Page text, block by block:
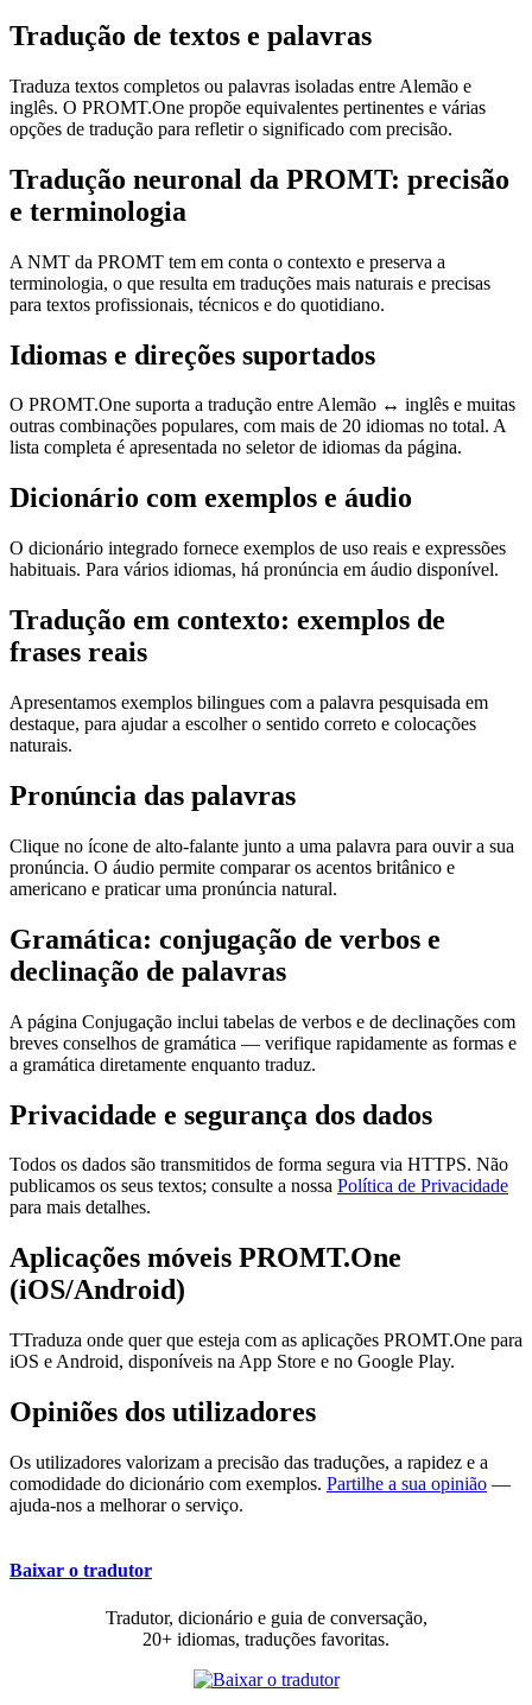
Tradução de textos e palavras
Traduza textos completos ou palavras isoladas entre Alemão e
inglês. O PROMT.One propõe equivalentes pertinentes e várias
opções de tradução para refletir o significado com precisão.
Tradução neuronal da PROMT: precisão
e terminologia
A NMT da PROMT tem em conta o contexto e preserva a
terminologia, o que resulta em traduções mais naturais e precisas
para textos profissionais, técnicos e do quotidiano.
Idiomas e direções suportados
O PROMT.One suporta a tradução entre Alemão ↔ inglês e muitas
outras combinações populares, com mais de 20 idiomas no total. A
lista completa é apresentada no seletor de idiomas da página.
Dicionário com exemplos e áudio
O dicionário integrado fornece exemplos de uso reais e expressões
habituais. Para vários idiomas, há pronúncia em áudio disponível.
Tradução em contexto: exemplos de
frases reais
Apresentamos exemplos bilingues com a palavra pesquisada em
destaque, para ajudar a escolher o sentido correto e colocações
naturais.
Pronúncia das palavras
Clique no ícone de alto-falante junto a uma palavra para ouvir a sua
pronúncia. O áudio permite comparar os acentos britânico e
americano e praticar uma pronúncia natural.
Gramática: conjugação de verbos e
declinação de palavras
A página Conjugação inclui tabelas de verbos e de declinações com
breves conselhos de gramática — verifique rapidamente as formas e
a gramática diretamente enquanto traduz.
Privacidade e segurança dos dados
Todos os dados são transmitidos de forma segura via HTTPS. Não
publicamos os seus textos; consulte a nossa Política de Privacidade
para mais detalhes.
Aplicações móveis PROMT.One
(iOS/Android)
TTraduza onde quer que esteja com as aplicações PROMT.One para
iOS e Android, disponíveis na App Store e no Google Play.
Opiniões dos utilizadores
Os utilizadores valorizam a precisão das traduções, a rapidez e a
comodidade do dicionário com exemplos. Partilhe a sua opinião —
ajuda-nos a melhorar o serviço.
Baixar o tradutor
Tradutor, dicionário e guia de conversação,
20+ idiomas, traduções favoritas.